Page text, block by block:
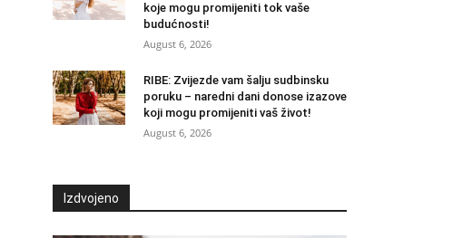
koje mogu promijeniti tok vaše
budućnosti!
August 6, 2026
RIBE: Zvijezde vam šalju sudbinsku
poruku – naredni dani donose izazove
koji mogu promijeniti vaš život!
August 6, 2026
Izdvojeno